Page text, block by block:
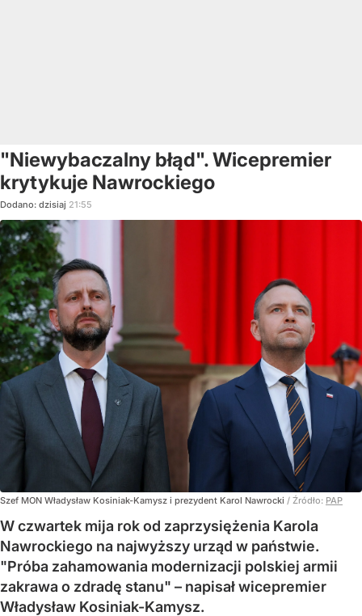
"Niewybaczalny błąd". Wicepremier
krytykuje Nawrockiego
Dodano: dzisiaj 21:55
Szef MON Władysław Kosiniak-Kamysz i prezydent Karol Nawrocki / Źródło: PAP
W czwartek mija rok od zaprzysiężenia Karola
Nawrockiego na najwyższy urząd w państwie.
"Próba zahamowania modernizacji polskiej armii
zakrawa o zdradę stanu" – napisał wicepremier
Władysław Kosiniak-Kamysz.